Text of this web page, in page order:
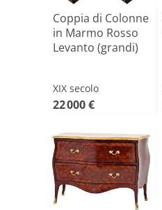
Coppia di Colonne
in Marmo Rosso
Levanto (grandi)
XIX secolo
22 000 €